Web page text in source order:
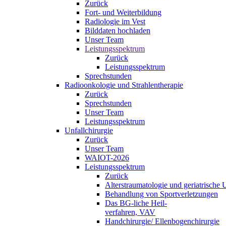
Zurück
Fort- und Weiterbildung
Radiologie im Vest
Bilddaten hochladen
Unser Team
Leistungsspektrum
Zurück
Leistungsspektrum
Sprechstunden
Radioonkologie und Strahlentherapie
Zurück
Sprechstunden
Unser Team
Leistungsspektrum
Unfallchirurgie
Zurück
Unser Team
WAIOT-2026
Leistungsspektrum
Zurück
Alterstraumatologie und geriatrische
Behandlung von Sportverletzungen
Das BG-liche Heil-
verfahren, VAV
Handchirurgie/ Ellenbogenchirurgie